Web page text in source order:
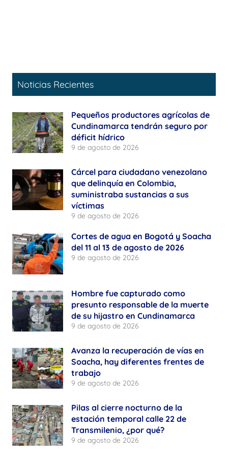
Noticias Recientes
Pequeños productores agrícolas de
Cundinamarca tendrán seguro por
déficit hídrico
9 de agosto de 2026
Cárcel para ciudadano venezolano
que delinquía en Colombia,
suministraba sustancias a sus
víctimas
9 de agosto de 2026
Cortes de agua en Bogotá y Soacha
del 11 al 13 de agosto de 2026
9 de agosto de 2026
Hombre fue capturado como
presunto responsable de la muerte
de su hijastro en Cundinamarca
9 de agosto de 2026
Avanza la recuperación de vías en
Soacha, hay diferentes frentes de
trabajo
9 de agosto de 2026
Pilas al cierre nocturno de la
estación temporal calle 22 de
Transmilenio, ¿por qué?
9 de agosto de 2026